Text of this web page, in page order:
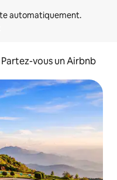
Partez-vous un Airbnb